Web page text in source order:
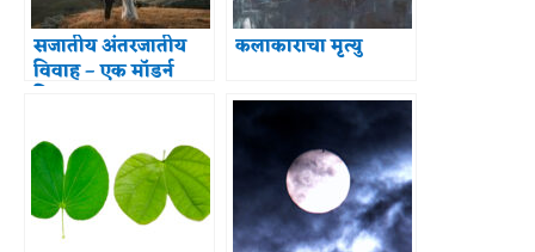
सजातीय अंतरजातीय
विवाह – एक मॉडर्न
विचार
कलाकाराचा मृत्यु